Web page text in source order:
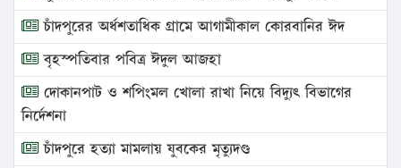
চাঁদপুরের অর্ধশতাধিক গ্রামে আগামীকাল কোরবানির ঈদ
বৃহস্পতিবার পবিত্র ঈদুল আজহা
দোকানপাট ও শপিংমল খোলা রাখা নিয়ে বিদ্যুৎ বিভাগের
নির্দেশনা
চাঁদপুরে হত্যা মামলায় যুবকের মৃত্যুদণ্ড